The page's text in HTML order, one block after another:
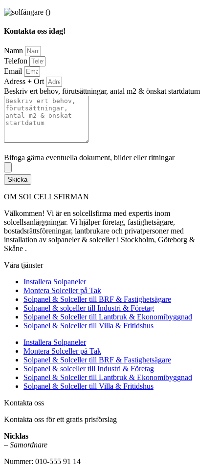
Kontakta oss idag!
Namn
Telefon
Email
Adress + Ort
Beskriv ert behov, förutsättningar, antal m2 & önskat startdatum
Bifoga gärna eventuella dokument, bilder eller ritningar
Skicka
OM SOLCELLSFIRMAN
Välkommen! Vi är en solcellsfirma med expertis inom
solcellsanläggningar. Vi hjälper företag, fastighetsägare,
bostadsrättsföreningar, lantbrukare och privatpersoner med
installation av solpaneler & solceller i Stockholm, Göteborg &
Skåne .
Våra tjänster
Installera Solpaneler
Montera Solceller på Tak
Solpanel & Solceller till BRF & Fastighetsägare
Solpanel & solceller till Industri & Företag
Solpanel & Solceller till Lantbruk & Ekonomibyggnad
Solpanel & Solceller till Villa & Fritidshus
Installera Solpaneler
Montera Solceller på Tak
Solpanel & Solceller till BRF & Fastighetsägare
Solpanel & solceller till Industri & Företag
Solpanel & Solceller till Lantbruk & Ekonomibyggnad
Solpanel & Solceller till Villa & Fritidshus
Kontakta oss
Kontakta oss för ett gratis prisförslag
Nicklas
– Samordnare
Nummer: 010-555 91 14